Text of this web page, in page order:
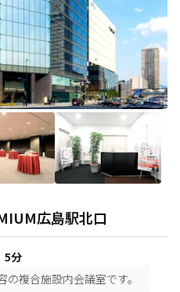
広島駅北口
分
複合施設内会議室です。